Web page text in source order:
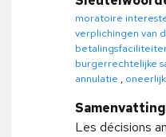
moratoire
verplichingen van
burgerrechtelijke
annulatie ,
Samenvatting
Les décisions